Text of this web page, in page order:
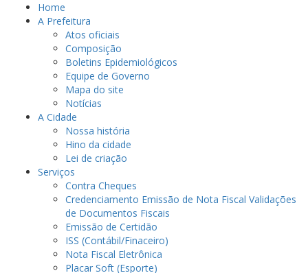
Home
A Prefeitura
Atos oficiais
Composição
Boletins Epidemiológicos
Equipe de Governo
Mapa do site
Notícias
A Cidade
Nossa história
Hino da cidade
Lei de criação
Serviços
Contra Cheques
Credenciamento Emissão de Nota Fiscal Validações
de Documentos Fiscais
Emissão de Certidão
ISS (Contábil/Finaceiro)
Nota Fiscal Eletrônica
Placar Soft (Esporte)